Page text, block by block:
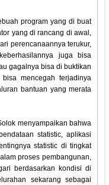
program yang di buat
yang di rancang di awal,
perencanaannya terukur,
juga bisa
gagalnya bisa di buktikan
mencegah terjadinya
bantuan yang merata
menyampaikan bahwa
statistic, aplikasi
statistic di tingkat
proses pembangunan,
berdasarkan kondisi di
sekarang sebagai